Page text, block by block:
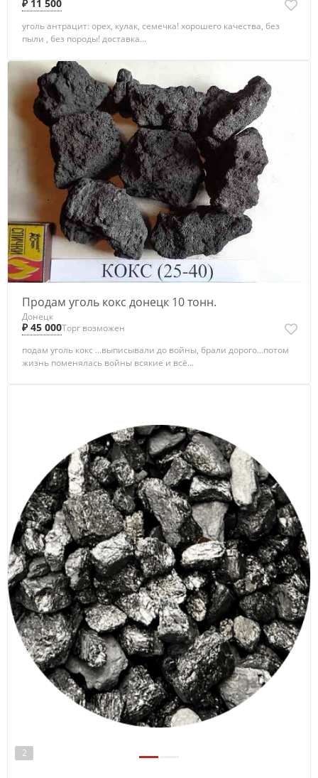
₽ 11 500
уголь антрацит: орех, кулак, семечка! хорошего качества, без
пыли , без породы! доставка...
Продам уголь кокс донецк 10 тонн.
Донецк
₽ 45 000Торг возможен
подам уголь кокс ...выписывали до войны, брали дорого...потом
жизнь поменялась войны всякие и всё...
2